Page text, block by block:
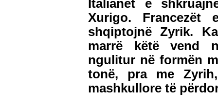
Italianët e
Xurigo.
shqiptojnë Zyrik.
marrë këtë vend
ngulitur në formën
tonë, pra me
mashkullore të